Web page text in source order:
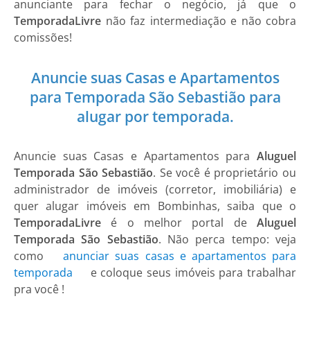
anunciante para fechar o negócio, já que o
TemporadaLivre não faz intermediação e não cobra
comissões!
Anuncie suas Casas e Apartamentos
para Temporada São Sebastião para
alugar por temporada.
Anuncie suas Casas e Apartamentos paraAluguel
Temporada São Sebastião. Se você é proprietário ou
administrador de imóveis (corretor, imobiliária) e
quer alugar imóveis em Bombinhas, saiba que o
TemporadaLivre é o melhor portal de Aluguel
Temporada São Sebastião. Não perca tempo: veja
como
anunciar suas casas e apartamentos para
temporada
e coloque seus imóveis para trabalhar
pra você !